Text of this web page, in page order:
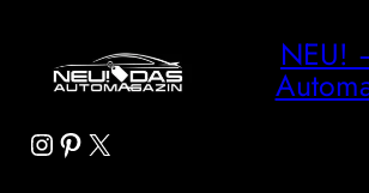
NEU!
Instagram
Pinterest
X